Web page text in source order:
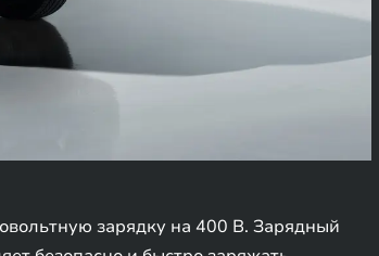
зарядку на 400 В. Зарядный